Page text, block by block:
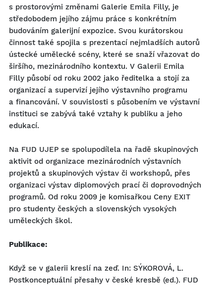
s prostorovými změnami Galerie Emila Filly, je
středobodem jejího zájmu práce s konkrétním
budováním galerijní expozice. Svou kurátorskou
činnost také spojila s prezentací nejmladších autorů
ústecké umělecké scény, které se snaží vřazovat do
širšího, mezinárodního kontextu. V Galerii Emila
Filly působí od roku 2002 jako ředitelka a stojí za
organizací a supervizí jejího výstavního programu
a financování. V souvislosti s působením ve výstavní
instituci se zabývá také vztahy k publiku a jeho
edukací.
Na FUD UJEP se spolupodílela na řadě skupinových
aktivit od organizace mezinárodních výstavních
projektů a skupinových výstav či workshopů, přes
organizaci výstav diplomových prací či doprovodných
programů. Od roku 2009 je komisařkou Ceny EXIT
pro studenty českých a slovenských vysokých
uměleckých škol.
Publikace:
Když se v galerii kreslí na zeď. In: SÝKOROVÁ, L.
Postkonceptuální přesahy v české kresbě (ed.). FUD